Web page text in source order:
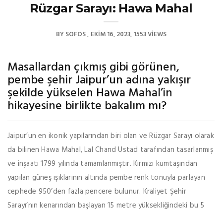
Rüzgar Sarayı: Hawa Mahal
BYSOFOS EKIM 16, 2023 1553 VIEWS
Masallardan çıkmış gibi görünen,
pembe şehir Jaipur’un adına yakışır
şekilde yükselen Hawa Mahal’in
hikayesine birlikte bakalım mı?
Jaipur’un en ikonik yapılarından biri olan ve Rüzgar Sarayı olarak
da bilinen Hawa Mahal, Lal Chand Ustad tarafından tasarlanmış
ve inşaatı 1799 yılında tamamlanmıştır. Kırmızı kumtaşından
yapılan güneş ışıklarının altında pembe renk tonuyla parlayan
cephede 950’den fazla pencere bulunur. Kraliyet Şehir
Sarayı’nın kenarından başlayan 15 metre yüksekliğindeki bu 5